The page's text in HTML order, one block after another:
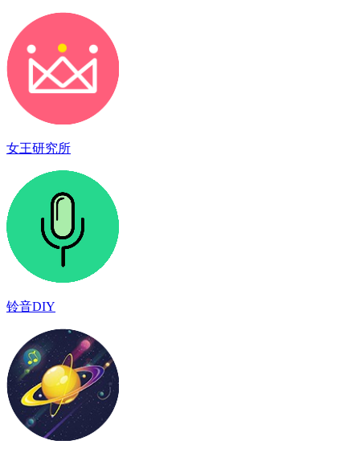
女王研究所
铃音DIY